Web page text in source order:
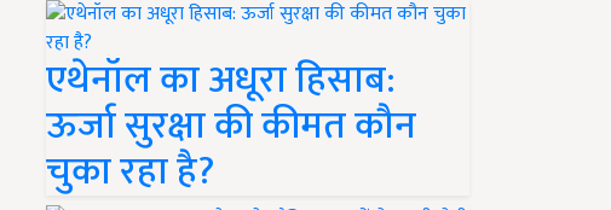
एथेनॉल का अधूरा हिसाब:
ऊर्जा सुरक्षा की कीमत कौन
चुका रहा है?